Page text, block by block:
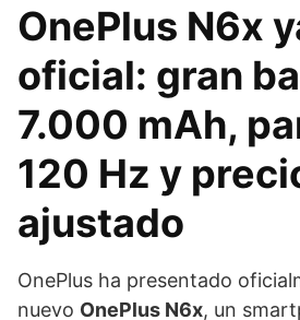
OnePlus N6x
oficial: gran
7.000 mAh,
120 Hz y
ajustado
OnePlus ha presentado
nuevo OnePlus N6x, un